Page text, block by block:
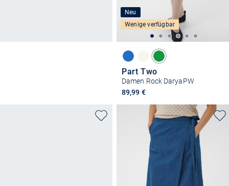
Neu
Wenige verfügbar
Part Two
Damen Rock DaryaPW
89,99 €